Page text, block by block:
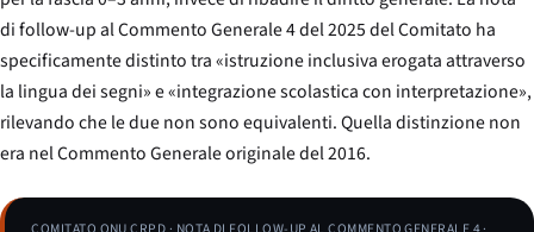
di follow-up al Commento Generale 4 del 2025 del Comitato ha
specificamente distinto tra «istruzione inclusiva erogata attraverso
la lingua dei segni» e «integrazione scolastica con interpretazione»,
rilevando che le due non sono equivalenti. Quella distinzione non
era nel Commento Generale originale del 2016.